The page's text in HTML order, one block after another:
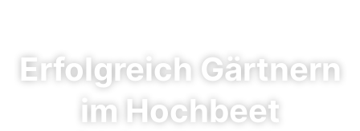
Erfolg­reich Gärt­nern
im Hoch­beet